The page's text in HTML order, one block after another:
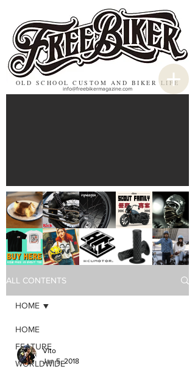
OLD SCHOOL CUSTOM AND BIKER LIFE
info@freebikermagazine.com
ALL CONTENTS
HOME
FEATURE
WORLDWIDE
HOME
Vito
Jan 5, 2018